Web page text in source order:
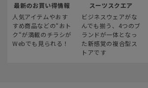
最新のお買い得情報
人気アイテムやおす
すめ商品などの“おト
ク“が満載のチラシが
Webでも見られる！
スーツスクエア
ビジネスウェアがな
んでも揃う、4つのブ
ランドが一体となっ
た新感覚の複合型ス
トアです